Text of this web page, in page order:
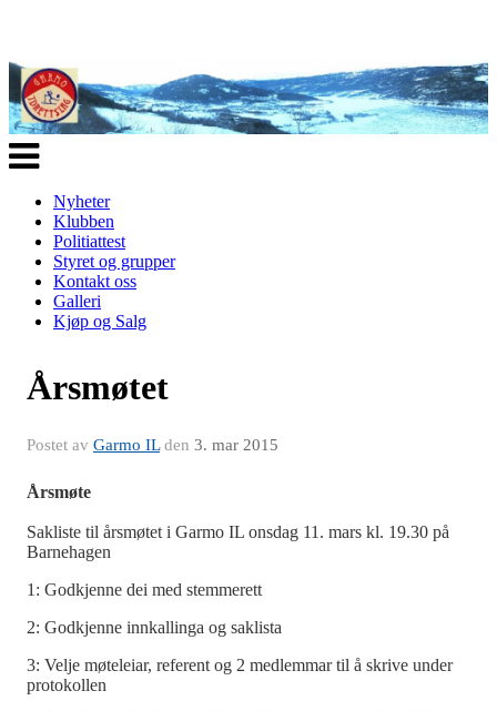
Veksle
navigasjon
Nyheter
Klubben
Politiattest
Styret og grupper
Kontakt oss
Galleri
Kjøp og Salg
Årsmøtet
Postet av Garmo ILden 3. mar 2015
Årsmøte
Sakliste til årsmøtet i Garmo IL onsdag 11. mars kl. 19.30 på
Barnehagen
1: Godkjenne dei med stemmerett
2: Godkjenne innkallinga og saklista
3: Velje møteleiar, referent og 2 medlemmar til å skrive under
protokollen